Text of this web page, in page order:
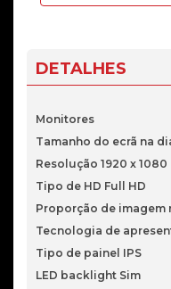
FHD
sRGB
99%
DETALHES
Monitores
Tamanho do ecrã na
Resolução 1920 x
Tipo de HD Full HD
Proporção de imagem
Tecnologia de
Tipo de painel IPS
LED backlight Sim